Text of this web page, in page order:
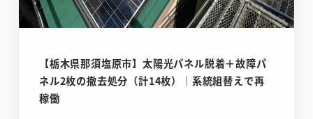
【栃木県那須塩原市】太陽光パネル脱着＋故障パ
ネル2枚の撤去処分（計14枚）｜系統組替えで再
稼働